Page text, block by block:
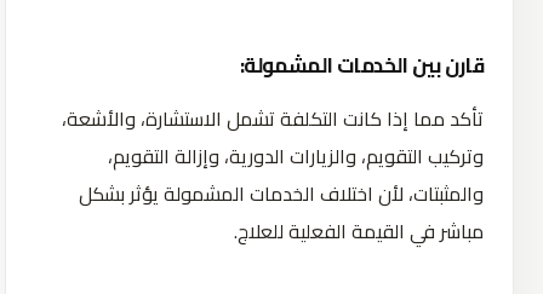
قارن بين الخدمات المشمولة:
تأكد مما إذا كانت التكلفة تشمل الاستشارة، والأشعة،
وتركيب التقويم، والزيارات الدورية، وإزالة التقويم،
والمثبتات، لأن اختلاف الخدمات المشمولة يؤثر بشكل
مباشر في القيمة الفعلية للعلاج.